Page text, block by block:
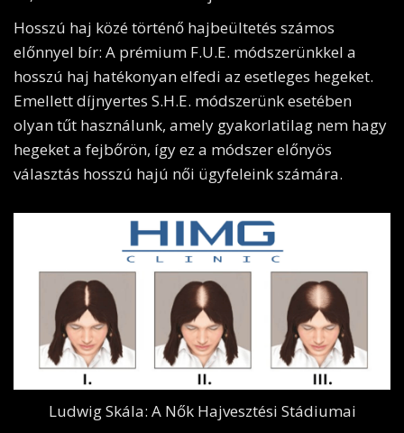
Hosszú haj közé történő hajbeültetés számos
előnnyel bír: A prémium F.U.E. módszerünkkel a
hosszú haj hatékonyan elfedi az esetleges hegeket.
Emellett díjnyertes S.H.E. módszerünk esetében
olyan tűt használunk, amely gyakorlatilag nem hagy
hegeket a fejbőrön, így ez a módszer előnyös
választás hosszú hajú női ügyfeleink számára.
Ludwig Skála: A Nők Hajvesztési Stádiumai